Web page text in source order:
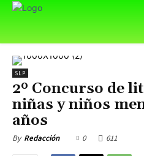
SLP
2º Concurso de
niñas y niños
años
By Redacción 0 611